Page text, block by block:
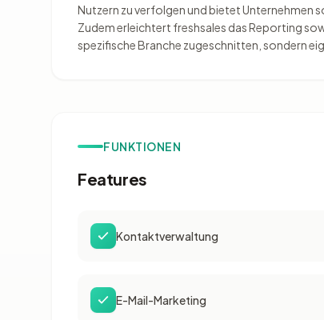
Nutzern zu verfolgen und bietet Unternehmen
Zudem erleichtert freshsales das Reporting
spezifische Branche zugeschnitten, sondern
FUNKTIONEN
Features
Kontaktverwaltung
E-Mail-Marketing